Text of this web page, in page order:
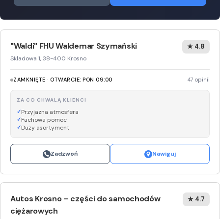
"Waldi" FHU Waldemar Szymański
Składowa 1, 38-400 Krosno
★ 4.8
ZAMKNIĘTE · OTWARCIE: PON 09:00 47 opinii
ZA CO CHWALĄ KLIENCI
Przyjazna atmosfera
Fachowa pomoc
Duży asortyment
Zadzwoń Nawiguj
Autos Krosno – części do samochodów
ciężarowych
★ 4.7